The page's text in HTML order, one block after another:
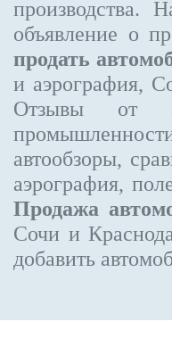
производства.
объявление о
продать
и аэрография,
Отзывы от
автообзоры,
аэрография,
Продажа
Сочи и
добавить